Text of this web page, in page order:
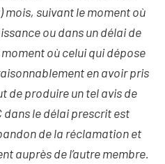
mois, suivant le moment où
ou dans un délai de
où celui qui dépose
en avoir pris
de produire un tel avis de
dans le délai prescrit est
de la réclamation et
auprès de l’autre membre.